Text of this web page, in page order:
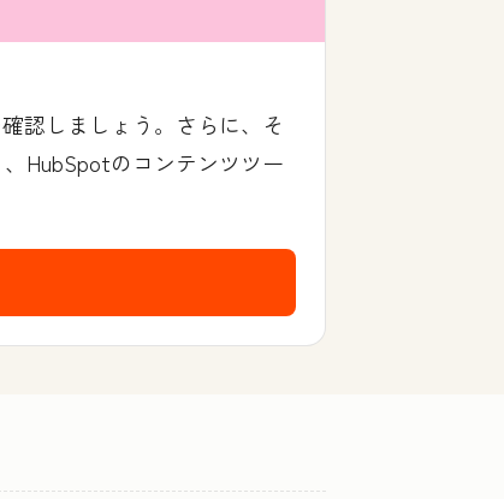
認しましょう。さらに、そ
HubSpotのコンテンツツー